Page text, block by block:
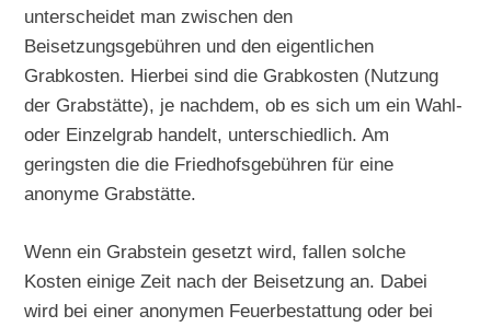
unterscheidet man zwischen den
Beisetzungsgebühren und den eigentlichen
Grabkosten. Hierbei sind die Grabkosten (Nutzung
der Grabstätte), je nachdem, ob es sich um ein Wahl-
oder Einzelgrab handelt, unterschiedlich. Am
geringsten die die Friedhofsgebühren für eine
anonyme Grabstätte.
Wenn ein Grabstein gesetzt wird, fallen solche
Kosten einige Zeit nach der Beisetzung an. Dabei
wird bei einer anonymen Feuerbestattung oder bei